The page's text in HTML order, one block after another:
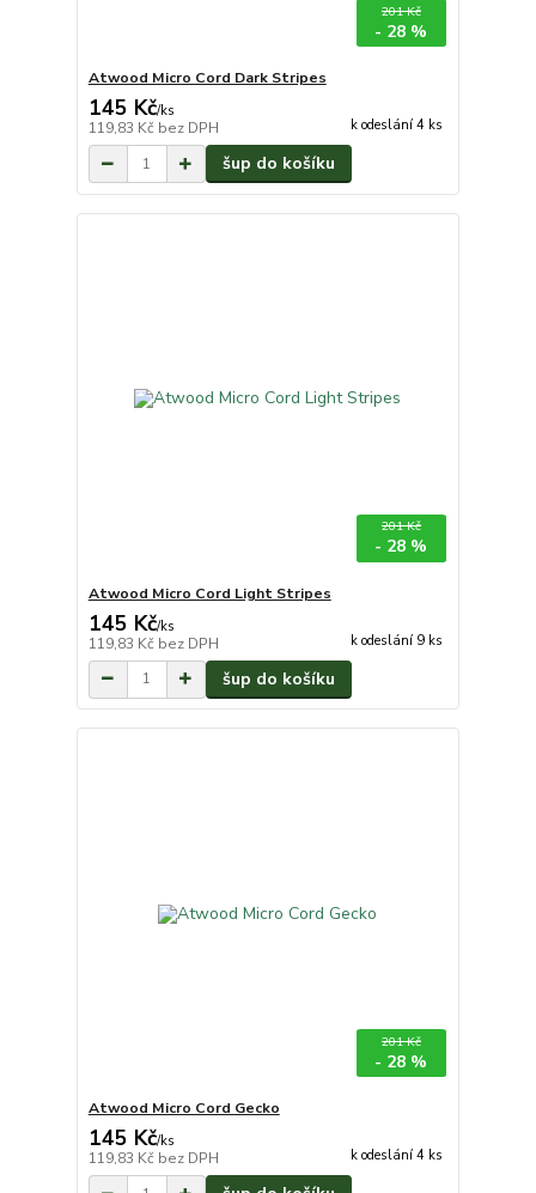
201 Kč
- 28 %
Atwood Micro Cord Dark Stripes
145 Kč/ks
119,83 Kč bez DPH k odeslání 4 ks
šup do košíku
201 Kč
- 28 %
Atwood Micro Cord Light Stripes
145 Kč/ks
119,83 Kč bez DPH k odeslání 9 ks
šup do košíku
201 Kč
- 28 %
Atwood Micro Cord Gecko
145 Kč/ks
119,83 Kč bez DPH k odeslání 4 ks